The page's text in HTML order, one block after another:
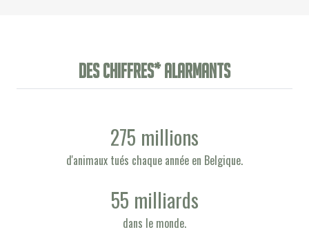
Des chiffres* alarmants
275 millions
d'animaux tués chaque année en Belgique.
55 milliards
dans le monde.